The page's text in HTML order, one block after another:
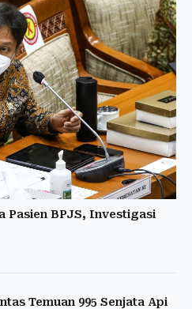
Pasien BPJS, Investigasi
Temuan 995 Senjata Api